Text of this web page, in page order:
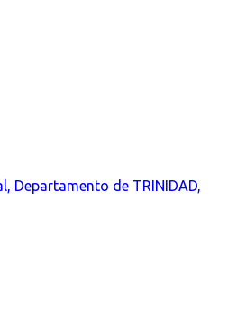
Departamento de TRINIDAD,